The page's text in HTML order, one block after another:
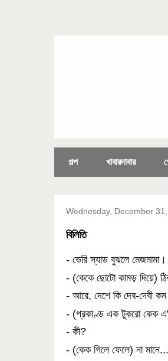
গল্প খাবারদাবার
Wednesday, December
বিলিতি
- ভেরি স্যাড বুঝলে
- (কেকে ছোটো কামড় দিয়ে)
- আরে, দেশে কি দেব-দেবী
- (প্রকাণ্ড এক টুকরো কেক
- কী?
- (কেক গিলে ফেলে) না